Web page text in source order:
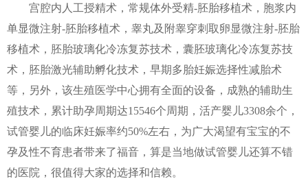
宫腔内人工授精术，常规体外受精-胚胎移植术，胞浆内
单显微注射-胚胎移植术，睾丸及附睾穿刺取卵显微注射-胚胎
移植术，胚胎玻璃化冷冻复苏技术，囊胚玻璃化冷冻复苏技
术，胚胎激光辅助孵化技术，早期多胎妊娠选择性减胎术
等，另外，该生殖医学中心拥有全面的设备，成熟的辅助生
殖技术，累计助孕周期达15546个周期，活产婴儿3308余个，
试管婴儿的临床妊娠率约50%左右，为广大渴望有宝宝的不
孕及性不育患者带来了福音，算是当地做试管婴儿还算不错
的医院，很值得大家的选择和信赖。